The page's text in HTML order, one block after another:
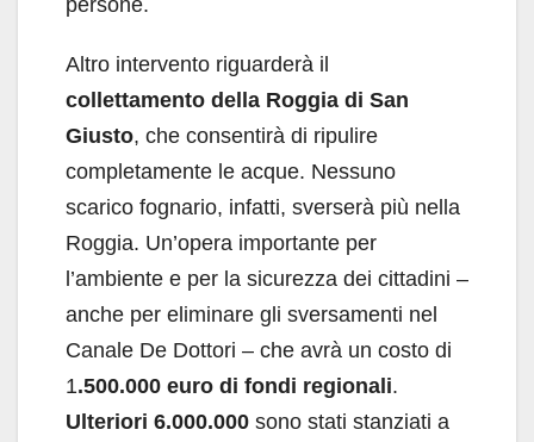
Altro intervento riguarderà il
collettamento della Roggia di San
Giusto, che consentirà di ripulire
completamente le acque. Nessuno
scarico fognario, infatti, sverserà più nella
Roggia. Un’opera importante per
l’ambiente e per la sicurezza dei cittadini –
anche per eliminare gli sversamenti nel
Canale De Dottori – che avrà un costo di
1.500.000 euro di fondi regionali.
Ulteriori 6.000.000 sono stati stanziati a